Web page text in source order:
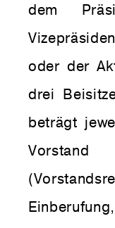
dem
oder der
drei
beträgt